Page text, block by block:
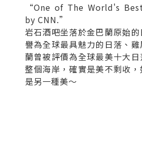
“One of The World's
by CNN.”
岩石酒吧坐落於金巴蘭原始
譽為全球最具魅力的日落、
蘭曾被評價為全球最美十大
整個海岸，確實是美不剩收
是另一種美～